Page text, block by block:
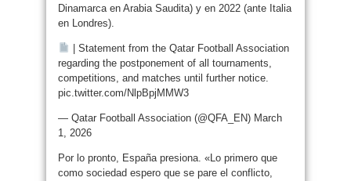
Dinamarca en Arabia Saudita) y en 2022 (ante Italia
en Londres).
| Statement from the Qatar Football Association
regarding the postponement of all tournaments,
competitions, and matches until further notice.
pic.twitter.com/NlpBpjMMW3
— Qatar Football Association (@QFA_EN) March
1, 2026
Por lo pronto, España presiona. «Lo primero que
como sociedad espero que se pare el conflicto,